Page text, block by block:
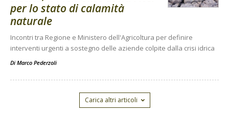
per lo stato di calamità
naturale
Incontri tra Regione e Ministero dell'Agricoltura per definire
interventi urgenti a sostegno delle aziende colpite dalla crisi idrica
Di Marco Pederzoli
Carica altri articoli